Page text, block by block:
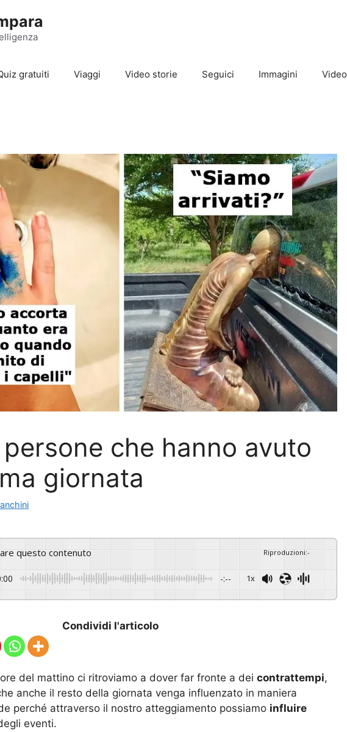
gratuiti Viaggi Video storie Seguici Immagini Video
che hanno avuto
giornata
questo contenuto Riproduzioni:-
-:-- 1x
Condividi l'articolo
del mattino ci ritroviamo a dover far fronte a dei contrattempi,
anche il resto della giornata venga influenzato in maniera
perché attraverso il nostro atteggiamento possiamo influire
eventi.